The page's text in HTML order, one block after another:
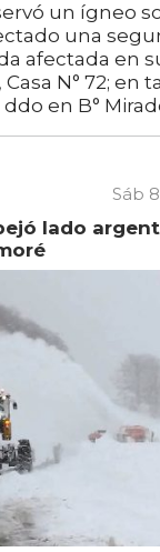
un ígneo
una
afectada en
Casa N° 72;
ddo en B°
Sáb
lado